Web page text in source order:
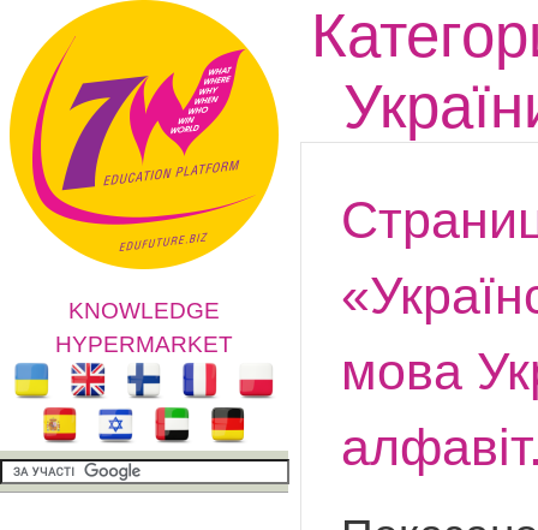
KNOWLEDGE
HYPERMARKET
мова